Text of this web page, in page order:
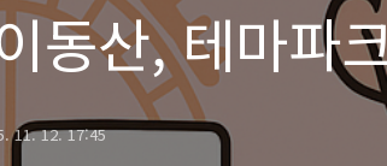
동산, 테마파
제품 등)
11. 12. 17:45